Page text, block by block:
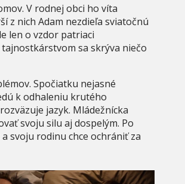
V rodnej obci ho víta
z nich Adam nezdieľa sviatočnú
len o vzdor patriaci
sa skrýva niečo
Spočiatku nejasné
k odhaleniu krutého
jazyk. Mládežnícka
svoju silu aj dospelým. Po
svoju rodinu chce ochrániť za